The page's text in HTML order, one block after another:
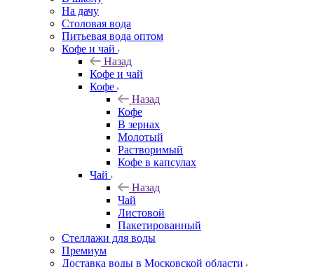
На дачу
Столовая вода
Питьевая вода оптом
Кофе и чай
Назад
Кофе и чай
Кофе
Назад
Кофе
В зернах
Молотый
Растворимый
Кофе в капсулах
Чай
Назад
Чай
Листовой
Пакетированный
Стеллажи для воды
Премиум
Доставка воды в Московской области